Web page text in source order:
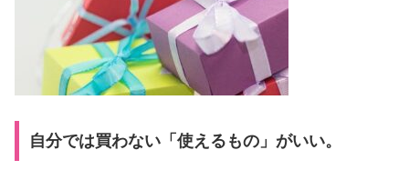
自分では買わない「使えるもの」がいい。